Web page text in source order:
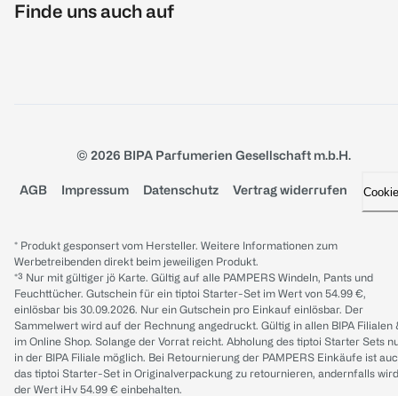
Finde uns auch auf
© 2026 BIPA Parfumerien Gesellschaft m.b.H.
AGB Impressum Datenschutz Vertrag widerrufen
* Produkt gesponsert vom Hersteller. Weitere Informationen zum
Werbetreibenden direkt beim jeweiligen Produkt.
*³ Nur mit gültiger jö Karte. Gültig auf alle PAMPERS Windeln, Pants und
Feuchttücher. Gutschein für ein tiptoi Starter-Set im Wert von 54.99 €,
einlösbar bis 30.09.2026. Nur ein Gutschein pro Einkauf einlösbar. Der
Sammelwert wird auf der Rechnung angedruckt. Gültig in allen BIPA Filialen
im Online Shop. Solange der Vorrat reicht. Abholung des tiptoi Starter Sets
in der BIPA Filiale möglich. Bei Retournierung der PAMPERS Einkäufe ist
das tiptoi Starter-Set in Originalverpackung zu retournieren, andernfalls wird
der Wert iHv 54.99 € einbehalten.